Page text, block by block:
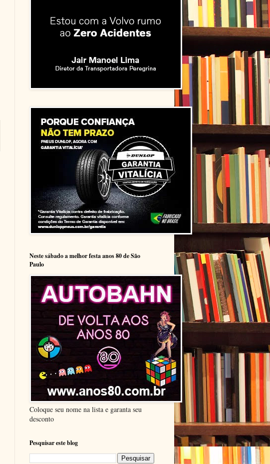
Neste sábado a melhor festa anos 80 de São
Paulo
Coloque seu nome na lista e garanta seu
desconto
Pesquisar este blog